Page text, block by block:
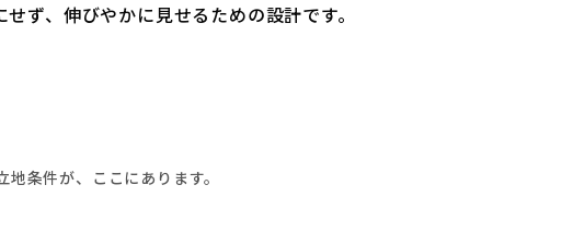
ず、伸びやかに見せるための設計です。
条件が、ここにあります。